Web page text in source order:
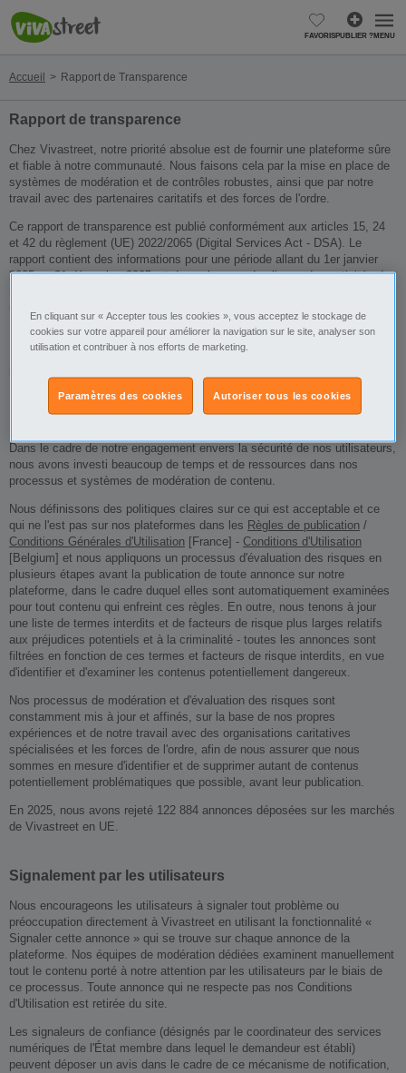
FAVORISPUBLIER ?MENU
Accueil Rapport de Transparence
Rapport de transparence
Chez Vivastreet, notre priorité absolue est de fournir une plateforme sûre
et fiable à notre communauté. Nous faisons cela par la mise en place de
systèmes de modération et de contrôles robustes, ainsi que par notre
travail avec des partenaires caritatifs et des forces de l'ordre.
Ce rapport de transparence est publié conformément aux articles 15, 24
et 42 du règlement (UE) 2022/2065 (Digital Services Act - DSA). Le
rapport contient des informations pour une période allant du 1er janvier
2025 au 31 décembre 2025, et donne les grandes lignes des activités de
États membres de l'UE.
Pour toute question ou commentaire sur ce rapport, veuillez contacter
Modération de contenu
Dans le cadre de notre engagement envers la sécurité de nos utilisateurs,
nous avons investi beaucoup de temps et de ressources dans nos
processus et systèmes de modération de contenu.
Nous définissons des politiques claires sur ce qui est acceptable et ce
qui ne l'est pas sur nos plateformes dans les Règles de publication /
Conditions Générales d'Utilisation [France] - Conditions d'Utilisation
[Belgium] et nous appliquons un processus d'évaluation des risques en
plusieurs étapes avant la publication de toute annonce sur notre
plateforme, dans le cadre duquel elles sont automatiquement examinées
pour tout contenu qui enfreint ces règles. En outre, nous tenons à jour
une liste de termes interdits et de facteurs de risque plus larges relatifs
aux préjudices potentiels et à la criminalité - toutes les annonces sont
filtrées en fonction de ces termes et facteurs de risque interdits, en vue
d'identifier et d'examiner les contenus potentiellement dangereux.
Nos processus de modération et d'évaluation des risques sont
constamment mis à jour et affinés, sur la base de nos propres
expériences et de notre travail avec des organisations caritatives
spécialisées et les forces de l'ordre, afin de nous assurer que nous
sommes en mesure d'identifier et de supprimer autant de contenus
potentiellement problématiques que possible, avant leur publication.
En 2025, nous avons rejeté 122 884 annonces déposées sur les marchés
de Vivastreet en UE.
Signalement par les utilisateurs
Nous encourageons les utilisateurs à signaler tout problème ou
préoccupation directement à Vivastreet en utilisant la fonctionnalité «
Signaler cette annonce » qui se trouve sur chaque annonce de la
plateforme. Nos équipes de modération dédiées examinent manuellement
tout le contenu porté à notre attention par les utilisateurs par le biais de
ce processus. Toute annonce qui ne respecte pas nos Conditions
d'Utilisation est retirée du site.
Les signaleurs de confiance (désignés par le coordinateur des services
numériques de l'État membre dans lequel le demandeur est établi)
peuvent déposer un avis dans le cadre de ce mécanisme de notification,
En cliquant sur « Accepter tous les cookies », vous acceptez le stockage de
cookies sur votre appareil pour améliorer la navigation sur le site, analyser son
utilisation et contribuer à nos efforts de marketing.
Autoriser tous les cookies
Paramètres des cookies